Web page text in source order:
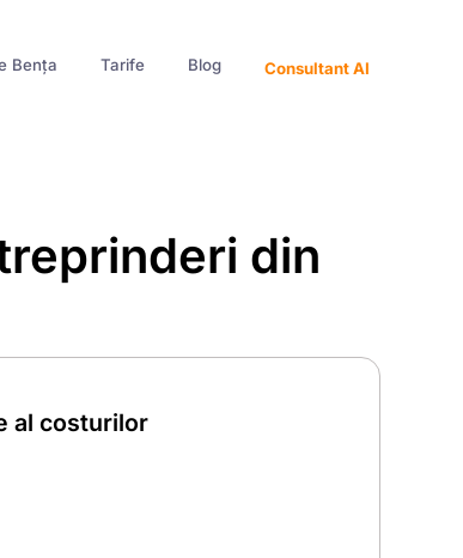
Bența Tarife Blog Consultant AI
din
al costurilor